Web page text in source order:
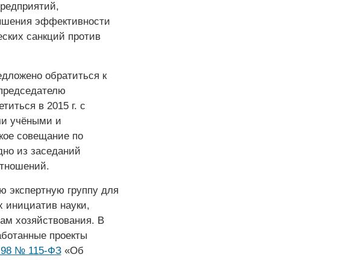
эффективности
санкций против
обратиться к
в 2015 г. с
учёными и
совещание по
из заседаний
экспертную группу для
инициатив науки,
хозяйствования. В
проекты
№ 115-ФЗ«Об